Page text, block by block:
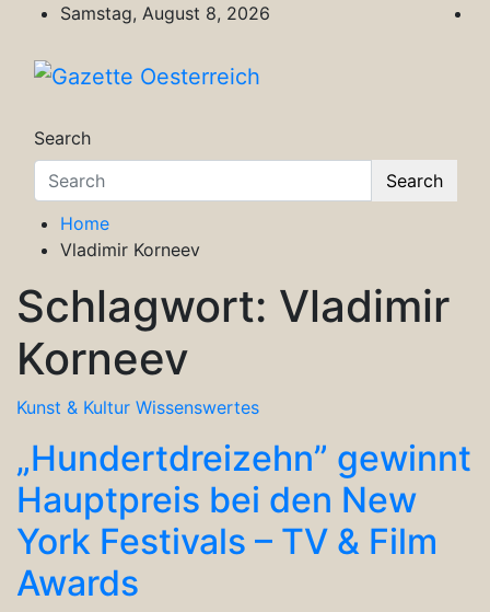
content
Samstag, August 8, 2026
Search
Search
Home
Vladimir Korneev
Schlagwort: Vladimir
Korneev
Kunst & Kultur Wissenswertes
„Hundertdreizehn” gewinnt
Hauptpreis bei den New
York Festivals – TV & Film
Awards